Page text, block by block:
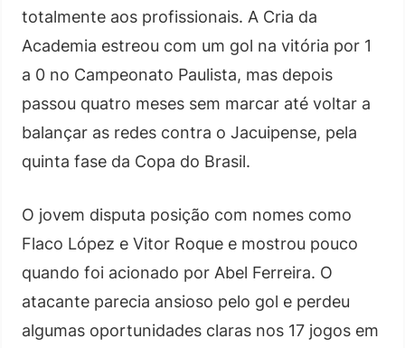
totalmente aos profissionais. A Cria da
Academia estreou com um gol na vitória por 1
a 0 no Campeonato Paulista, mas depois
passou quatro meses sem marcar até voltar a
balançar as redes contra o Jacuipense, pela
quinta fase da Copa do Brasil.
O jovem disputa posição com nomes como
Flaco López e Vitor Roque e mostrou pouco
quando foi acionado por Abel Ferreira. O
atacante parecia ansioso pelo gol e perdeu
algumas oportunidades claras nos 17 jogos em